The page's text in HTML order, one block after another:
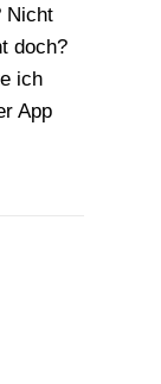
Nicht
doch?
ich
App